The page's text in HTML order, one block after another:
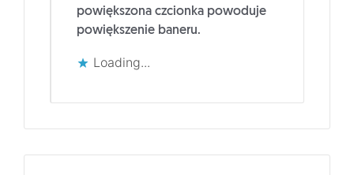
powiększona czcionka powoduje
powiększenie baneru.
Loading...